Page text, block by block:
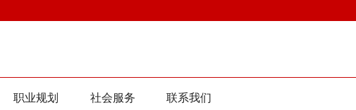
职业规划 社会服务 联系我们